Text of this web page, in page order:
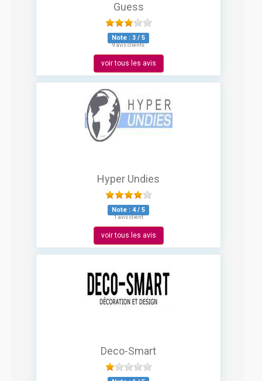
Guess
Note : 3 / 5
9 avis clients
voir tous les avis
Hyper Undies
Note : 4/ 5
1 avis client
voir tous les avis
Deco-Smart